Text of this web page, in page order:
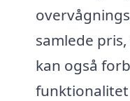
samlede
kan også